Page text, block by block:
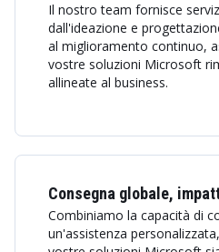
Il nostro team fornisce
dall'ideazione e
al miglioramento continuo,
vostre soluzioni Microsoft
allineate al business.
Consegna globale,
Combiniamo la capacità di
un'assistenza